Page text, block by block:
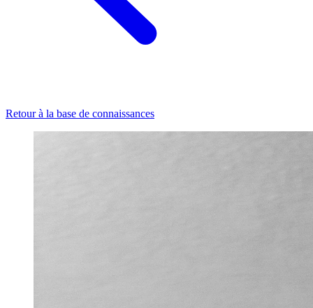
Retour à la base de connaissances